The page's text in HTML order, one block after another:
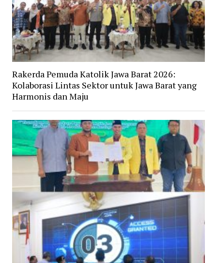
Rakerda Pemuda Katolik Jawa Barat 2026:
Kolaborasi Lintas Sektor untuk Jawa Barat yang
Harmonis dan Maju